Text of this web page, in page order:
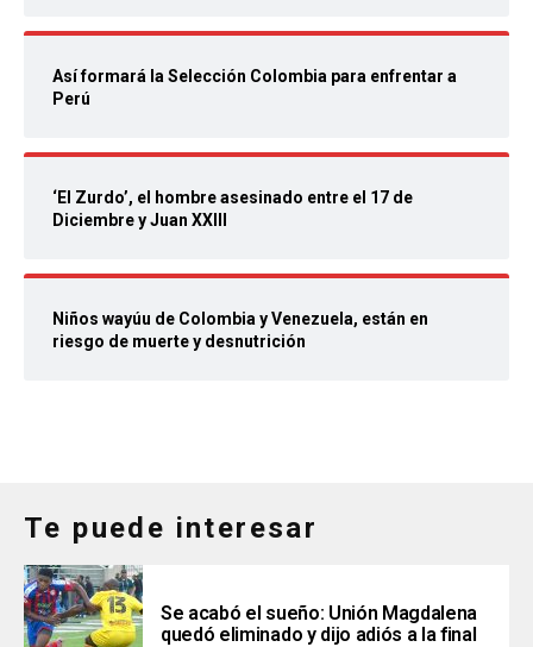
Así formará la Selección Colombia para enfrentar a
Perú
‘El Zurdo’, el hombre asesinado entre el 17 de
Diciembre y Juan XXIII
Niños wayúu de Colombia y Venezuela, están en
riesgo de muerte y desnutrición
Te puede interesar
Se acabó el sueño: Unión Magdalena
quedó eliminado y dijo adiós a la final